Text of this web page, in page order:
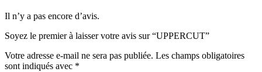
Il n’y a pas encore d’avis.
Soyez le premier à laisser votre avis sur “UPPERCUT”
Votre adresse e-mail ne sera pas publiée. Les champs obligatoires
sont indiqués avec *